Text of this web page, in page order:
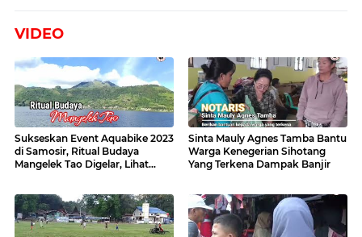
VIDEO
Sukseskan Event Aquabike 2023
di Samosir, Ritual Budaya
Mangelek Tao Digelar, Lihat
Sinta Mauly Agnes Tamba Bantu
Warga Kenegerian Sihotang
Yang Terkena Dampak Banjir